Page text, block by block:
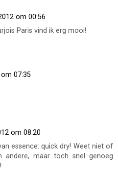
om 22:34
om 00:56
Paris vind ik erg mooi!
07:35